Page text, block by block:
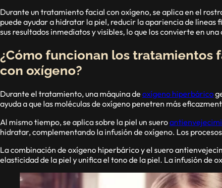
Durante un tratamiento facial con oxígeno, se aplica en el
puede ayudar a hidratar la piel, reducir la apariencia de
sus resultados inmediatos y visibles, lo que los convierte en
¿Cómo funcionan los tratamientos
con oxígeno?
Durante el tratamiento, una máquina deoxígeno hiperbárico
ayuda a que las moléculas de oxígeno penetren más
Al mismo tiempo, se aplica sobre la piel un suero
hidratar, complementando la infusión de oxígeno. Los
La combinación de oxígeno hiperbárico y el suero
elasticidad de la piel y unifica el tono de la piel. La infusión de